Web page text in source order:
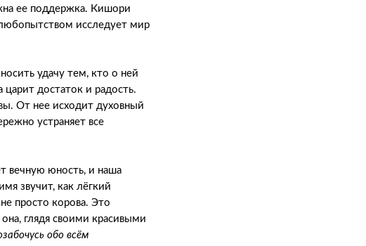
ее поддержка. Кишори
исследует мир
удачу тем, кто о ней
царит достаток и радость.
От нее исходит духовный
устраняет все
вечную юность, и наша
звучит, как лёгкий
просто корова. Это
глядя своими красивыми
обо всём